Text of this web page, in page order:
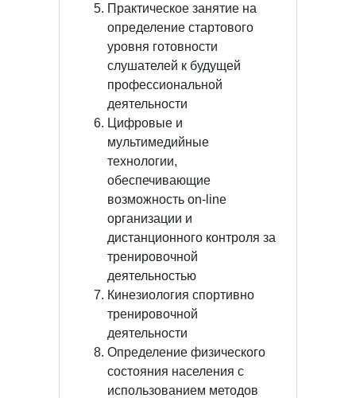
Практическое занятие на
определение стартового
уровня готовности
слушателей к будущей
профессиональной
деятельности
Цифровые и
мультимедийные
технологии,
обеспечивающие
возможность on-line
организации и
дистанционного контроля за
тренировочной
деятельностью
Кинезиология спортивно
тренировочной
деятельности
Определение физического
состояния населения с
использованием методов